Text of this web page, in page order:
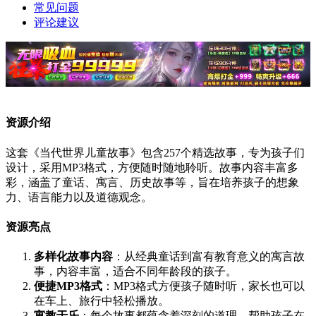
常见问题
评论建议
资源介绍
这套《当代世界儿童故事》包含257个精选故事，专为孩子们
设计，采用MP3格式，方便随时随地聆听。故事内容丰富多
彩，涵盖了童话、寓言、历史故事等，旨在培养孩子的想象
力、语言能力以及道德观念。
资源亮点
多样化故事内容 ：从经典童话到富有教育意义的寓言故
事，内容丰富，适合不同年龄段的孩子。
便捷MP3格式 ：MP3格式方便孩子随时听，家长也可以
在车上、旅行中轻松播放。